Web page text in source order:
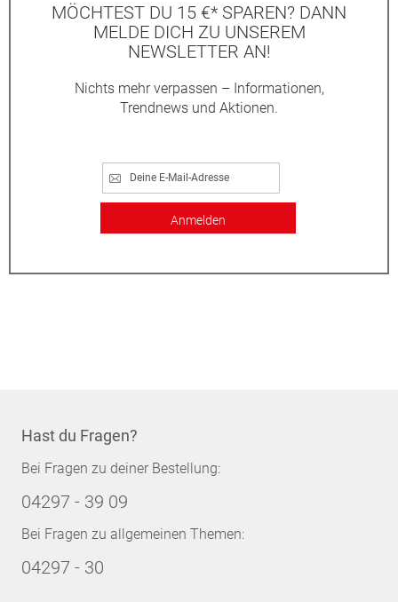
MÖCHTEST DU 15 €* SPAREN? DANN
MELDE DICH ZU UNSEREM
NEWSLETTER AN!
Nichts mehr verpassen – Informationen,
Trendnews und Aktionen.
Anmelden
Hast du Fragen?
Bei Fragen zu deiner Bestellung:
04297 - 39 09
Bei Fragen zu allgemeinen Themen:
04297 - 30